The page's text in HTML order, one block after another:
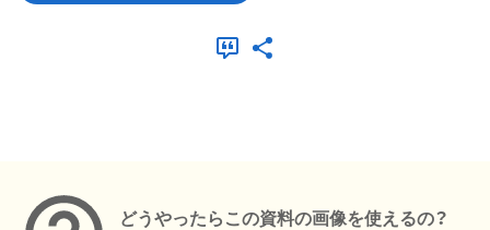
どうやったらこの資料の画像を使えるの？